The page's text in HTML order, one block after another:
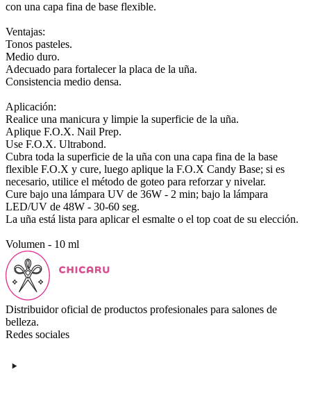
con una capa fina de base flexible.
Ventajas:
Tonos pasteles.
Medio duro.
Adecuado para fortalecer la placa de la uña.
Consistencia medio densa.
Aplicación:
Realice una manicura y limpie la superficie de la uña.
Aplique F.O.X. Nail Prep.
Use F.O.X. Ultrabond.
Cubra toda la superficie de la uña con una capa fina de la base
flexible F.O.X y cure, luego aplique la F.O.X Candy Base; si es
necesario, utilice el método de goteo para reforzar y nivelar.
Cure bajo una lámpara UV de 36W - 2 min; bajo la lámpara
LED/UV de 48W - 30-60 seg.
La uña está lista para aplicar el esmalte o el top coat de su elección.
Volumen - 10 ml
Distribuidor oficial de productos profesionales para salones de
belleza.
Redes sociales